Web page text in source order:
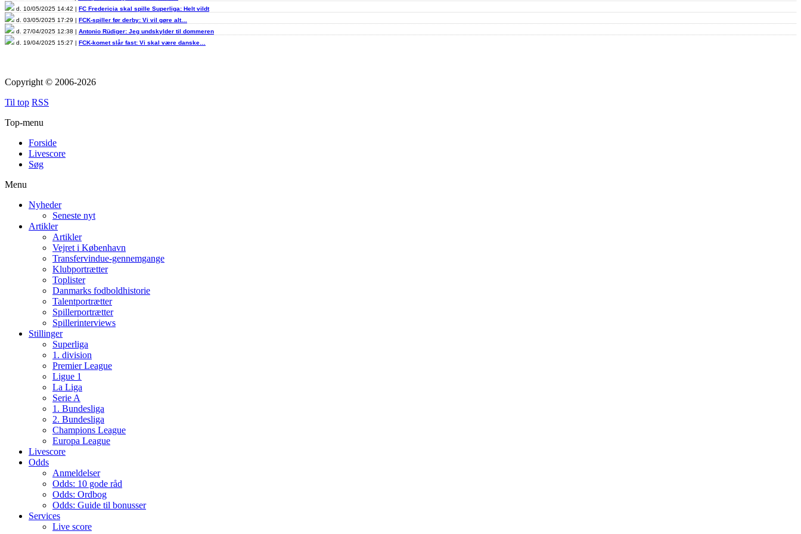
d. 10/05/2025 14:42 | FC Fredericia skal spille Superliga: Helt vildt
d. 03/05/2025 17:29 | FCK-spiller før derby: Vi vil gøre alt…
d. 27/04/2025 12:38 | Antonio Rüdiger: Jeg undskylder til dommeren
d. 19/04/2025 15:27 | FCK-komet slår fast: Vi skal være danske…
Copyright © 2006-2026
Til top RSS
Top-menu
Forside
Livescore
Søg
Menu
Nyheder
Seneste nyt
Artikler
Artikler
Vejret i København
Transfervindue-gennemgange
Klubportrætter
Toplister
Danmarks fodboldhistorie
Talentportrætter
Spillerportrætter
Spillerinterviews
Stillinger
Superliga
1. division
Premier League
Ligue 1
La Liga
Serie A
1. Bundesliga
2. Bundesliga
Champions League
Europa League
Livescore
Odds
Anmeldelser
Odds: 10 gode råd
Odds: Ordbog
Odds: Guide til bonusser
Services
Live score